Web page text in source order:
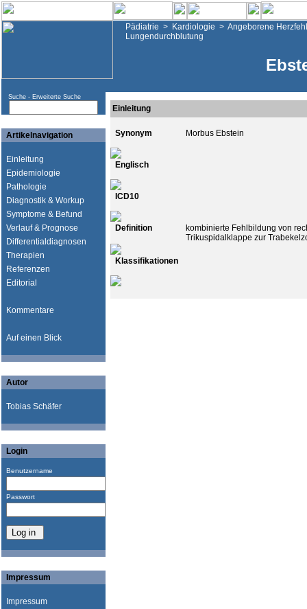
Pädiatrie > Kardiologie > Angeborene
Lungendurchblutung
Suche - Erweiterte Suche
Artikelnavigation
Einleitung
Epidemiologie
Pathologie
Diagnostik & Workup
Symptome & Befund
Verlauf & Prognose
Differentialdiagnosen
Therapien
Referenzen
Editorial
Kommentare
Auf einen Blick
Autor
Tobias Schäfer
Login
Benutzername
Passwort
Impressum
Impressum
Einleitung
Synonym Morbus Ebstein
Englisch
ICD10
Definition
kombinierte Fehlbildung von
Trikuspidalklappe zur
Klassifikationen